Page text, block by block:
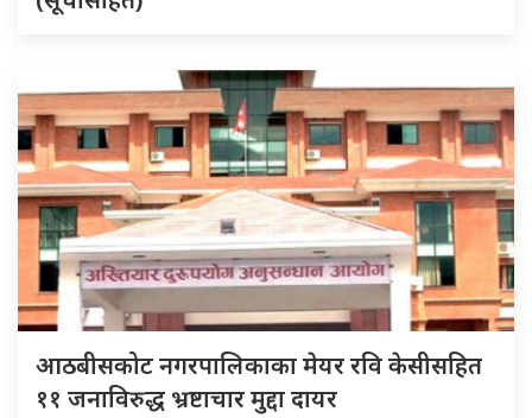
आठबीसकोट नगरपालिकाका मेयर रवि केसीसहित
११ जनाविरुद्ध भ्रष्टाचार मुद्दा दायर